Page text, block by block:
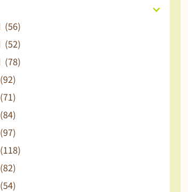
(56)
(52)
(78)